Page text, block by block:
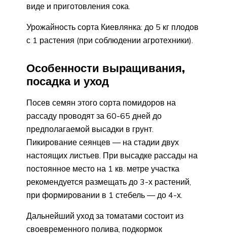
виде и приготовления сока.
Урожайность сорта Киевлянка: до 5 кг плодов
с 1 растения (при соблюдении агротехники).
Особенности выращивания,
посадка и уход
Посев семян этого сорта помидоров на
рассаду проводят за 60-65 дней до
предполагаемой высадки в грунт.
Пикирование сеянцев — на стадии двух
настоящих листьев. При высадке рассады на
постоянное место на 1 кв. метре участка
рекомендуется размещать до 3-х растений,
при формировании в 1 стебель — до 4-х.
Дальнейший уход за томатами состоит из
своевременного полива, подкормок